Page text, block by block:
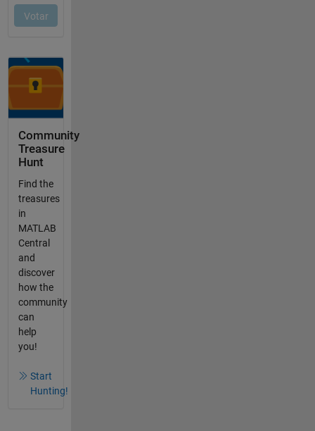
Community
Treasure
Hunt
Find the
treasures
in
MATLAB
Central
and
discover
how the
community
can
help
you!
Start
Hunting!